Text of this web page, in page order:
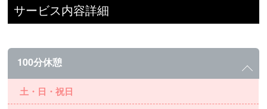
サービス内容詳細
100分休憩
土・日・祝日